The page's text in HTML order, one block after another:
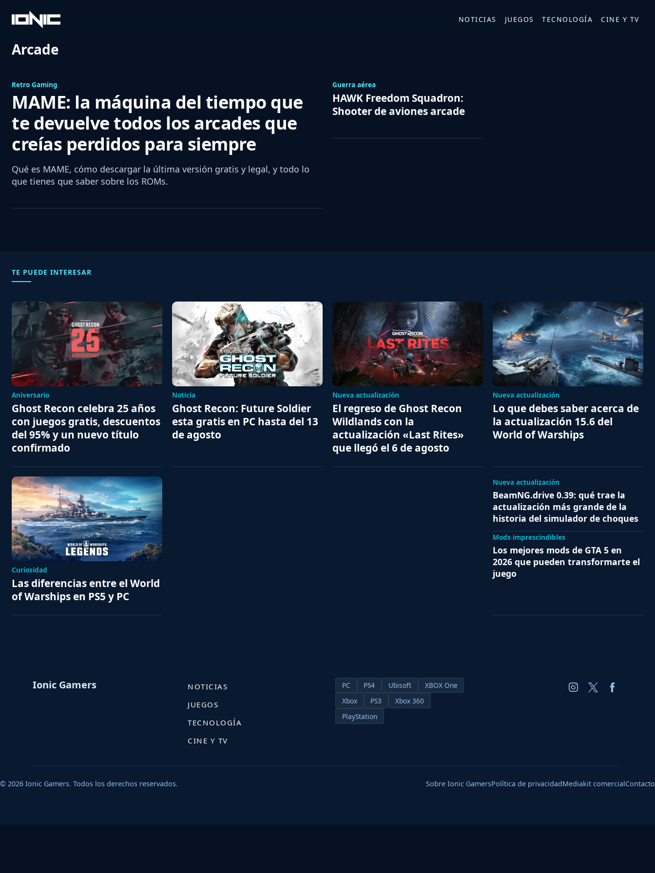
Contenido
Ionic
Gamers
NOTICIAS JUEGOS TECNOLOGÍA CINE Y TV
Arcade
Retro Gaming
MAME: la máquina del tiempo que
te devuelve todos los arcades que
creías perdidos para siempre
Qué es MAME, cómo descargar la última versión gratis y legal, y todo lo
que tienes que saber sobre los ROMs.
Guerra aérea
HAWK Freedom Squadron:
Shooter de aviones arcade
TE PUEDE INTERESAR
Aniversario
Ghost Recon celebra 25 años
con juegos gratis, descuentos
del 95% y un nuevo título
confirmado
Noticia
Ghost Recon: Future Soldier
esta gratis en PC hasta del 13
de agosto
Nueva actualización
El regreso de Ghost Recon
Wildlands con la
actualización «Last Rites»
que llegó el 6 de agosto
Nueva actualización
Lo que debes saber acerca de
la actualización 15.6 del
World of Warships
Curiosidad
Las diferencias entre el World
of Warships en PS5 y PC
Nueva actualización
BeamNG.drive 0.39: qué trae la
actualización más grande de la
historia del simulador de choques
Mods imprescindibles
Los mejores mods de GTA 5 en
2026 que pueden transformarte el
juego
Ionic Gamers
NOTICIAS
JUEGOS
TECNOLOGÍA
CINE Y TV
PC PS4 Ubisoft
XBOX One
Xbox
PS3
Xbox 360
PlayStation
© 2026 Ionic Gamers. Todos los derechos reservados. Sobre Ionic GamersPolítica de privacidadMediakit comercialContacto